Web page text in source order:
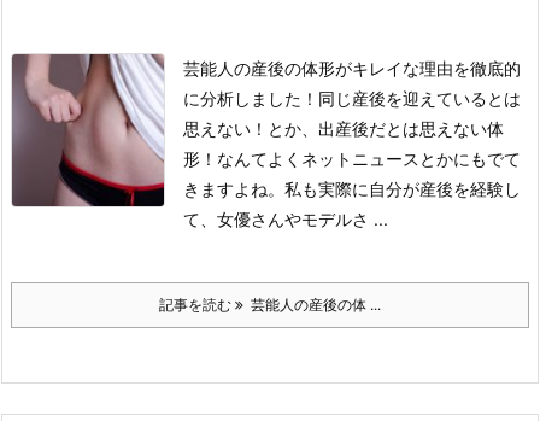
芸能人の産後の体形がキレイな理由を徹底的
に分析しました！ 同じ産後を迎えているとは
思えない！とか、出産後だとは思えない体
形！なんてよくネットニュースとかにもでて
きますよね。 私も実際に自分が産後を経験し
て、女優さんやモデルさ ...
記事を読む 芸能人の産後の体 ...